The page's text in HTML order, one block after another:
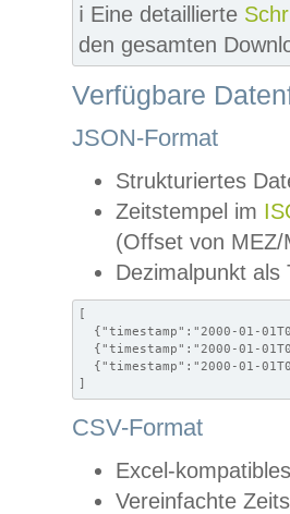
ℹ️ Eine detaillierte
den gesamten
Verfügbare
JSON-Format
Strukturiertes
Zeitstempel im
(Offset von MEZ/
Dezimalpunkt als
[
{"timestamp":"2000-01-
{"timestamp":"2000-01-
{"timestamp":"2000-01-
]
CSV-Format
Excel-
Vereinfachte